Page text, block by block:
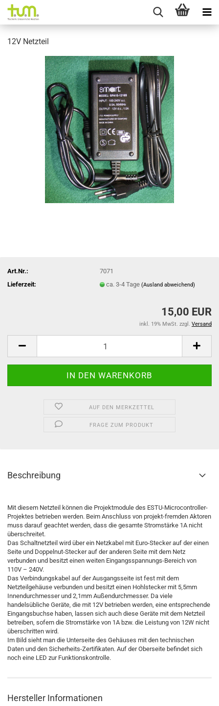
12V Netzteil
Art.Nr.:
7071
Lieferzeit:
ca. 3-4 Tage(Ausland abweichend)
15,00 EUR
inkl. 19% MwSt. zzgl. Versand
AUF DEN MERKZETTEL
FRAGE ZUM PRODUKT
Beschreibung
Mit diesem Netzteil können die Projektmodule des ESTU-Microcontroller-
Projektes betrieben werden. Beim Anschluss von projekt-fremden Aktoren
muss darauf geachtet werden, dass die gesamte Stromstärke 1A nicht
überschreitet.
Das Schaltnetzteil wird über ein Netzkabel mit Euro-Stecker auf der einen
Seite und Doppelnut-Stecker auf der anderen Seite mit dem Netz
verbunden und besitzt einen weiten Eingangsspannungs-Bereich von
110V – 240V.
Das Verbindungskabel auf der Ausgangsseite ist fest mit dem
Netzteilgehäuse verbunden und besitzt einen Hohlstecker mit 5,5mm
Innendurchmesser und 2,1mm Außendurchmesser. Da viele
handelsübliche Geräte, die mit 12V betrieben werden, eine entsprechende
Eingangsbuchse haben, lassen sich auch diese Geräte mit dem Netzteil
betreiben, sofern die Stromstärke von 1A bzw. die Leistung von 12W nicht
überschritten wird.
Im Bild sieht man die Unterseite des Gehäuses mit den technischen
Daten und den Sicherheits-Zertifikaten. Auf der Oberseite befindet sich
noch eine LED zur Funktionskontrolle.
Hersteller Informationen